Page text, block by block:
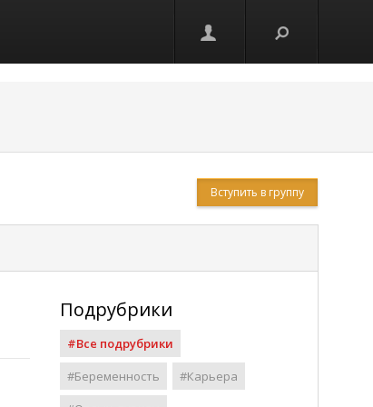
Вступить в группу
Подрубрики
#Все подрубрики
#Беременность
#Карьера